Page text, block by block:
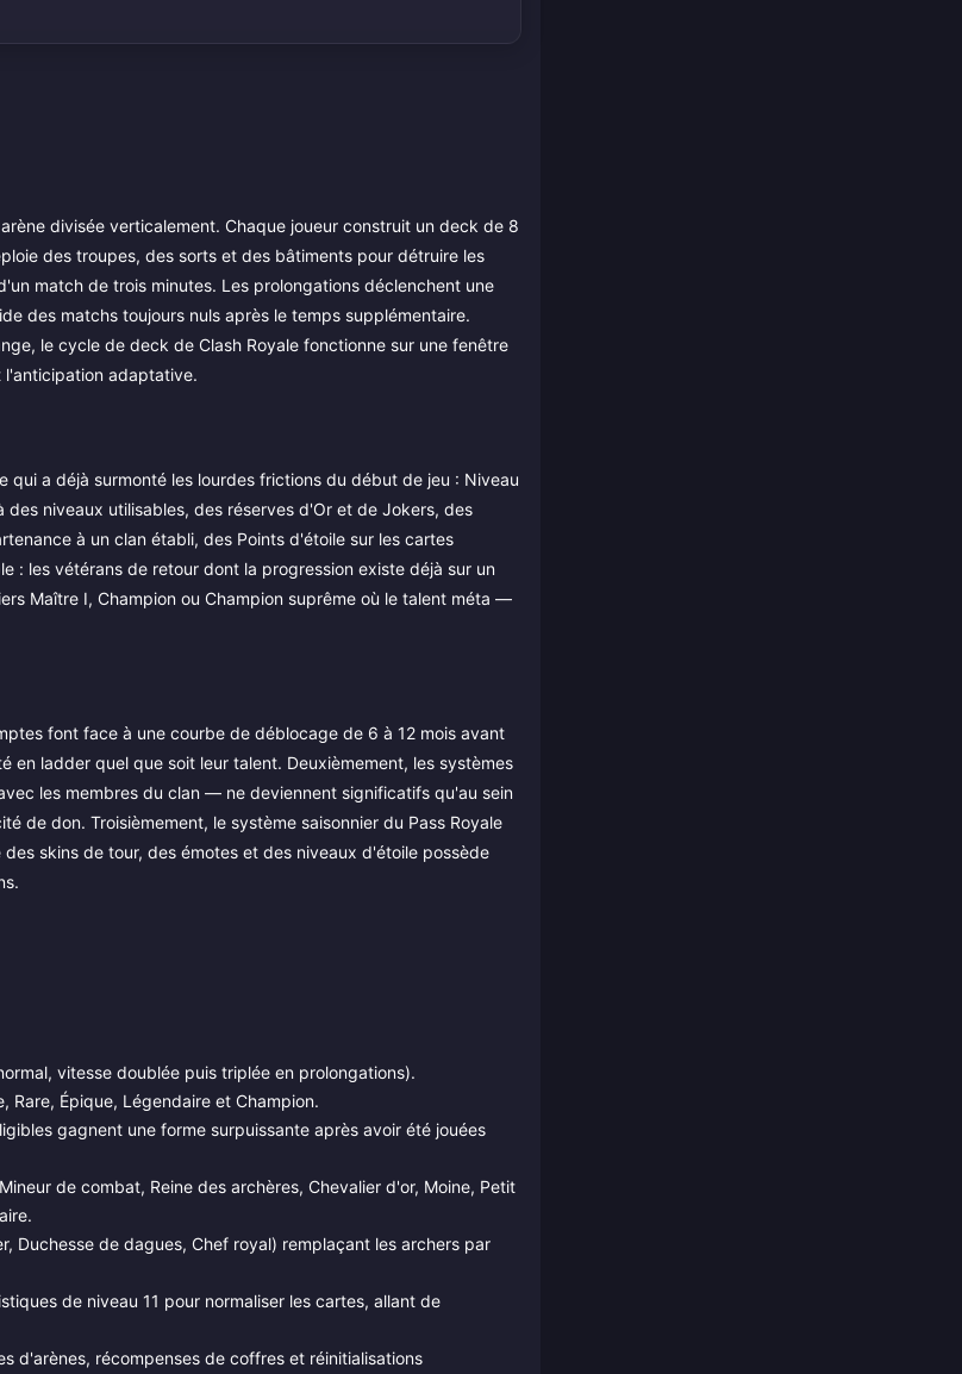
divisée verticalement. Chaque joueur construit un deck de 8
des troupes, des sorts et des bâtiments pour détruire les
match de trois minutes. Les prolongations déclenchent une
des matchs toujours nuls après le temps supplémentaire.
le cycle de deck de Clash Royale fonctionne sur une fenêtre
l'anticipation adaptative.
a déjà surmonté les lourdes frictions du début de jeu : Niveau
niveaux utilisables, des réserves d'Or et de Jokers, des
à un clan établi, des Points d'étoile sur les cartes
: les vétérans de retour dont la progression existe déjà sur un
Maître I, Champion ou Champion suprême où le talent méta —
font face à une courbe de déblocage de 6 à 12 mois avant
ladder quel que soit leur talent. Deuxièmement, les systèmes
les membres du clan — ne deviennent significatifs qu'au sein
de don. Troisièmement, le système saisonnier du Pass Royale
skins de tour, des émotes et des niveaux d'étoile possède
vitesse doublée puis triplée en prolongations).
Épique, Légendaire et Champion.
gagnent une forme surpuissante après avoir été jouées
de combat, Reine des archères, Chevalier d'or, Moine, Petit
de dagues, Chef royal) remplaçant les archers par
de niveau 11 pour normaliser les cartes, allant de
récompenses de coffres et réinitialisations